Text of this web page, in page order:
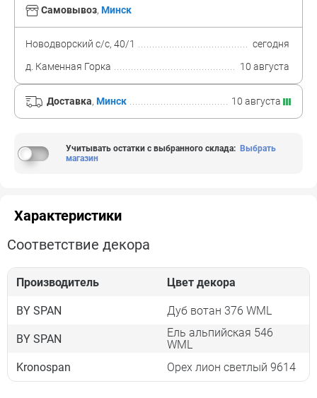
Самовывоз, Минск
Новодворский с/с, 40/1
сегодня
д. Каменная Горка
10 августа
Доставка, Минск 10 августа
Учитывать остатки с выбранного склада: Выбрать
магазин
Характеристики
Соответствие декора
Производитель Цвет декора
BY SPAN Дуб вотан 376 WML
BY SPAN
Ель альпийская 546
WML
Kronospan
Орех лион светлый 9614